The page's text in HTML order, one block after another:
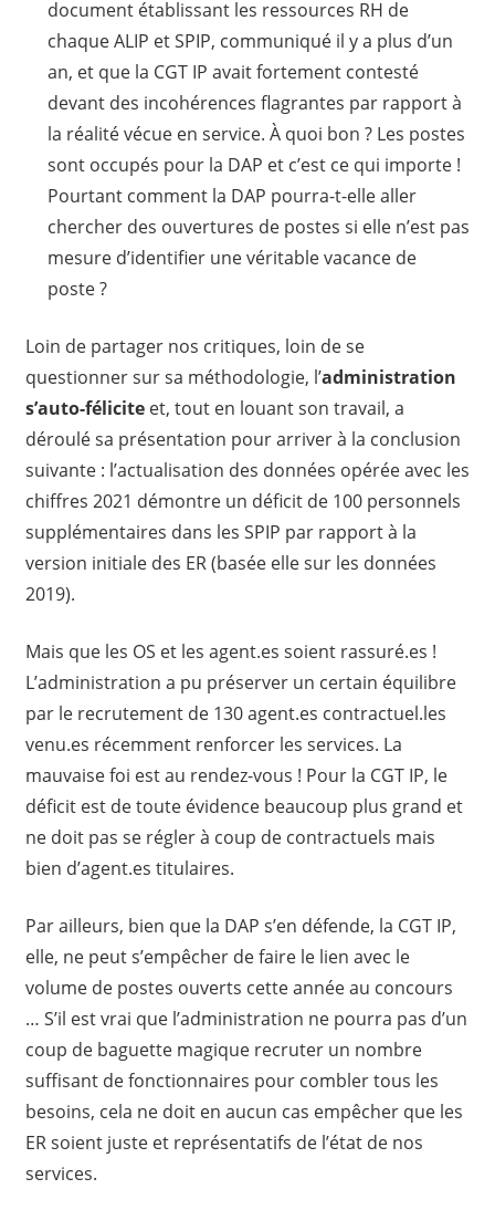
document établissant les ressources RH de
chaque ALIP et SPIP, communiqué il y a plus d’un
an, et que la CGT IP avait fortement contesté
devant des incohérences flagrantes par rapport à
la réalité vécue en service. À quoi bon ? Les postes
sont occupés pour la DAP et c’est ce qui importe !
Pourtant comment la DAP pourra-t-elle aller
chercher des ouvertures de postes si elle n’est pas
mesure d’identifier une véritable vacance de
poste ?
Loin de partager nos critiques, loin de se
questionner sur sa méthodologie, l’administration
s’auto-félicite et, tout en louant son travail, a
déroulé sa présentation pour arriver à la conclusion
suivante : l’actualisation des données opérée avec les
chiffres 2021 démontre un déficit de 100 personnels
supplémentaires dans les SPIP par rapport à la
version initiale des ER (basée elle sur les données
2019).
Mais que les OS et les agent.es soient rassuré.es !
L’administration a pu préserver un certain équilibre
par le recrutement de 130 agent.es contractuel.les
venu.es récemment renforcer les services. La
mauvaise foi est au rendez-vous ! Pour la CGT IP, le
déficit est de toute évidence beaucoup plus grand et
ne doit pas se régler à coup de contractuels mais
bien d’agent.es titulaires.
Par ailleurs, bien que la DAP s’en défende, la CGT IP,
elle, ne peut s’empêcher de faire le lien avec le
volume de postes ouverts cette année au concours
… S’il est vrai que l’administration ne pourra pas d’un
coup de baguette magique recruter un nombre
suffisant de fonctionnaires pour combler tous les
besoins, cela ne doit en aucun cas empêcher que les
ER soient juste et représentatifs de l’état de nos
services.